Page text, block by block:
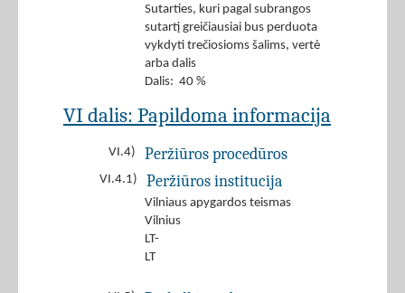
Sutarties, kuri pagal subrangos
sutartį greičiausiai bus perduota
vykdyti trečiosioms šalims, vertė
arba dalis
Dalis: 40 %
VI dalis: Papildoma informacija
VI.4) Peržiūros procedūros
VI.4.1) Peržiūros institucija
Vilniaus apygardos teismas
Vilnius
LT-
LT